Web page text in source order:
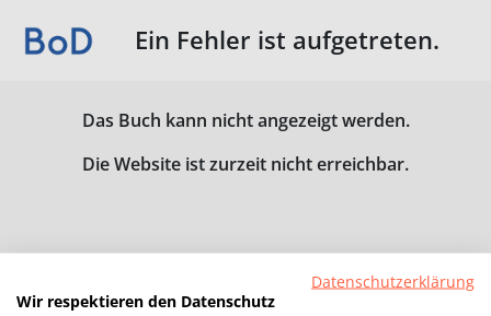
Ein Fehler ist aufgetreten.
Das Buch kann nicht angezeigt werden.
Die Website ist zurzeit nicht erreichbar.
Datenschutzerklärung
Wir respektieren den Datenschutz